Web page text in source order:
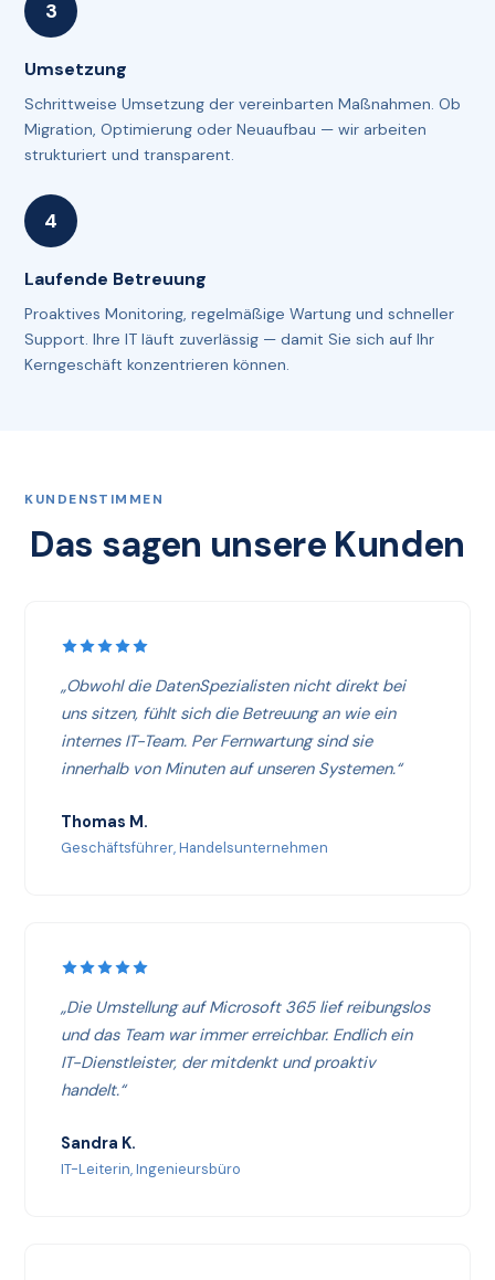
Umsetzung
Schrittweise Umsetzung der vereinbarten Maßnahmen. Ob
Migration, Optimierung oder Neuaufbau — wir arbeiten
strukturiert und transparent.
Laufende Betreuung
Proaktives Monitoring, regelmäßige Wartung und schneller
Support. Ihre IT läuft zuverlässig — damit Sie sich auf Ihr
Kerngeschäft konzentrieren können.
KUNDENSTIMMEN
Das sagen unsere Kunden
„Obwohl die DatenSpezialisten nicht direkt bei
uns sitzen, fühlt sich die Betreuung an wie ein
internes IT-Team. Per Fernwartung sind sie
innerhalb von Minuten auf unseren Systemen.“
Thomas M.
Geschäftsführer, Handelsunternehmen
„Die Umstellung auf Microsoft 365 lief reibungslos
und das Team war immer erreichbar. Endlich ein
IT-Dienstleister, der mitdenkt und proaktiv
handelt.“
Sandra K.
IT-Leiterin, Ingenieursbüro